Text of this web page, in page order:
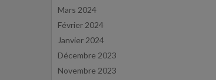
Mars 2024
Février 2024
Janvier 2024
Décembre 2023
Novembre 2023